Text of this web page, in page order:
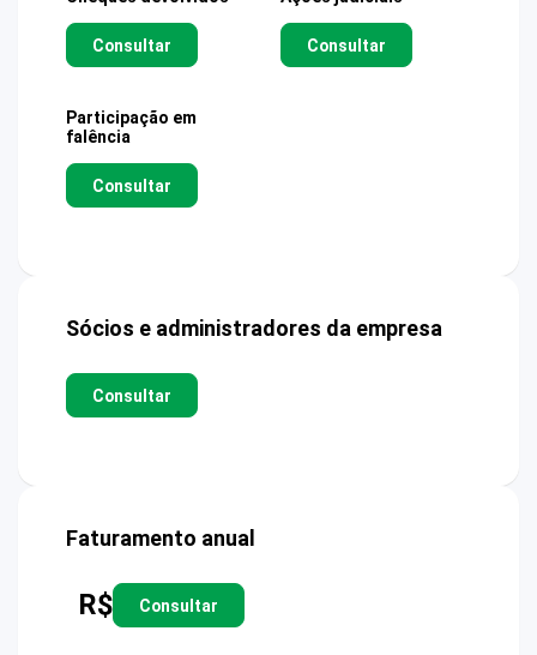
Consultar Consultar
Participação em
falência
Consultar
Sócios e administradores da empresa
Consultar
Faturamento anual
R$ Consultar